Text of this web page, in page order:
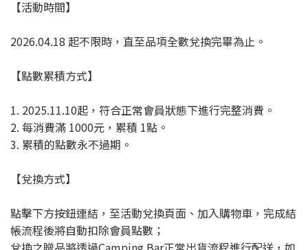
【活動時間】
2026.04.18 起不限時，直至品項全數兌換完畢為止。
【點數累積方式】
1. 2025.11.10起，符合正常會員狀態下進行完整消費。
2. 每消費滿 1000元，累積 1點。
3. 累積的點數永不過期。
【兌換方式】
點擊下方按鈕連結，至活動兌換頁面、加入購物車，完成結
帳流程後將自動扣除會員點數；